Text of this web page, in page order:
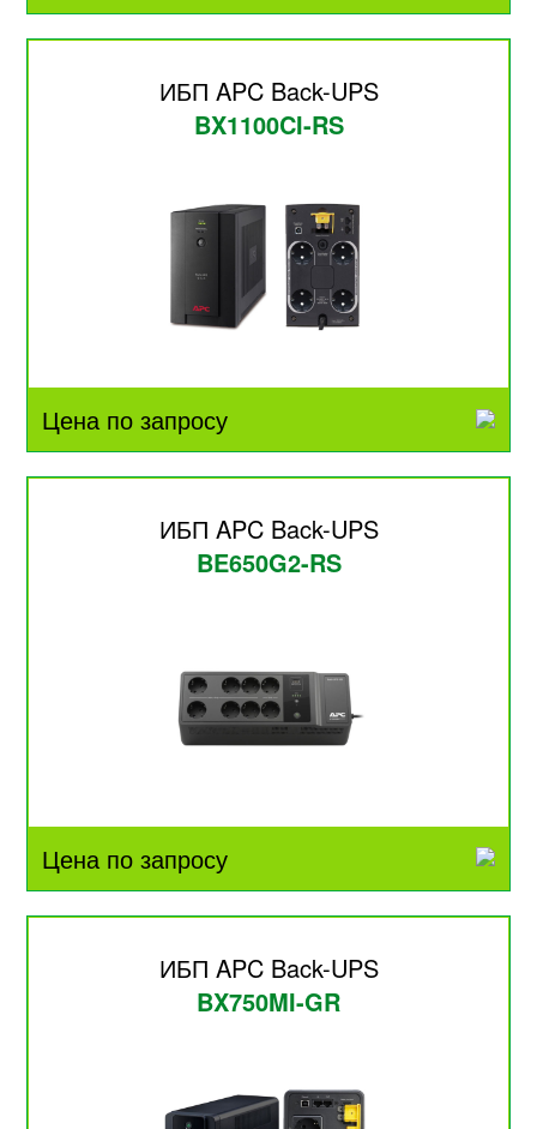
ИБП APC Back-UPS
BX1100CI-RS
Цена по запросу
ИБП APC Back-UPS
BE650G2-RS
Цена по запросу
ИБП APC Back-UPS
BX750MI-GR